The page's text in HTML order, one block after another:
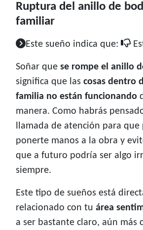
Ruptura del anillo de
familiar
Este sueño indica que:
Soñar que se rompe el anillo
significa que las cosas dentro
familia no están funcionando
manera. Como habrás
llamada de atención para que
ponerte manos a la obra y
que a futuro podría ser algo
siempre.
Este tipo de sueños está
relacionado con tu área
a ser bastante claro, aún más